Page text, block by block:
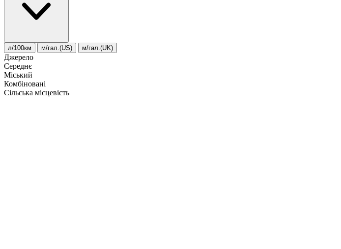
л/100км м/гал.(US) м/гал.(UK)
Джерело
Середнє
Міський
Комбіновані
Сільська місцевість